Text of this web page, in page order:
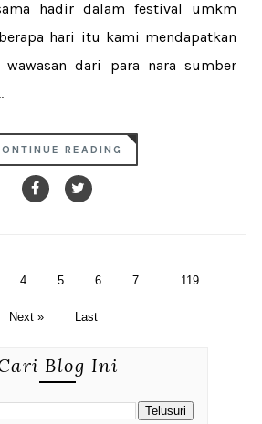
hadir dalam festival umkm
hari itu kami mendapatkan
dari para nara sumber
READING
4 5 6 7 ... 119
Next » Last
Blog Ini